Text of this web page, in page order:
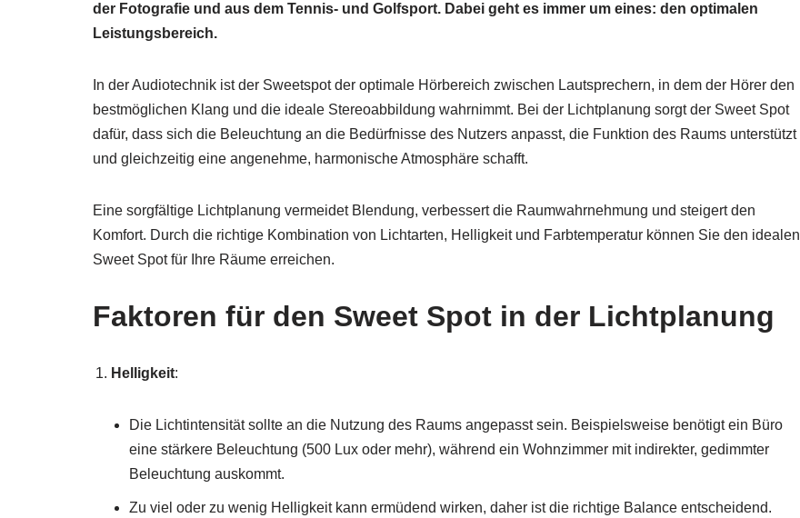
der Fotografie und aus dem Tennis- und Golfsport. Dabei geht es immer um eines: den optimalen
Leistungsbereich.
In der Audiotechnik ist der Sweetspot der optimale Hörbereich zwischen Lautsprechern, in dem der Hörer den
bestmöglichen Klang und die ideale Stereoabbildung wahrnimmt. Bei der Lichtplanung sorgt der Sweet Spot
dafür, dass sich die Beleuchtung an die Bedürfnisse des Nutzers anpasst, die Funktion des Raums unterstützt
und gleichzeitig eine angenehme, harmonische Atmosphäre schafft.
Eine sorgfältige Lichtplanung vermeidet Blendung, verbessert die Raumwahrnehmung und steigert den
Komfort. Durch die richtige Kombination von Lichtarten, Helligkeit und Farbtemperatur können Sie den idealen
Sweet Spot für Ihre Räume erreichen.
Faktoren für den Sweet Spot in der Lichtplanung
Helligkeit:
Die Lichtintensität sollte an die Nutzung des Raums angepasst sein. Beispielsweise benötigt ein Büro
eine stärkere Beleuchtung (500 Lux oder mehr), während ein Wohnzimmer mit indirekter, gedimmter
Beleuchtung auskommt.
Zu viel oder zu wenig Helligkeit kann ermüdend wirken, daher ist die richtige Balance entscheidend.